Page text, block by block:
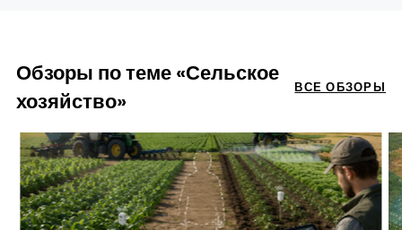
Обзоры по теме «Сельское
хозяйство»
ВСЕ ОБЗОРЫ